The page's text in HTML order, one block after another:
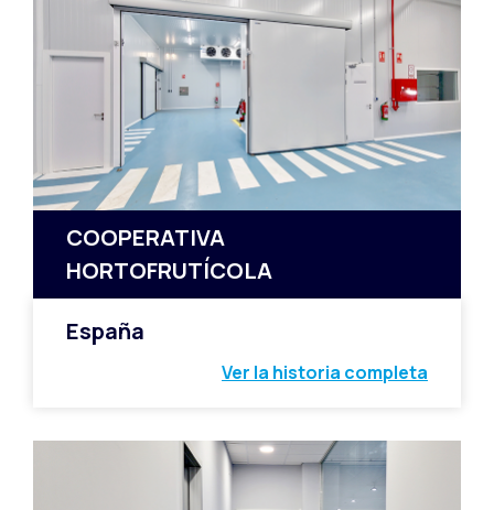
COOPERATIVA
HORTOFRUTÍCOLA
España
Ver la historia completa